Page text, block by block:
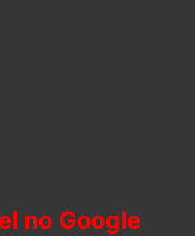
no Google